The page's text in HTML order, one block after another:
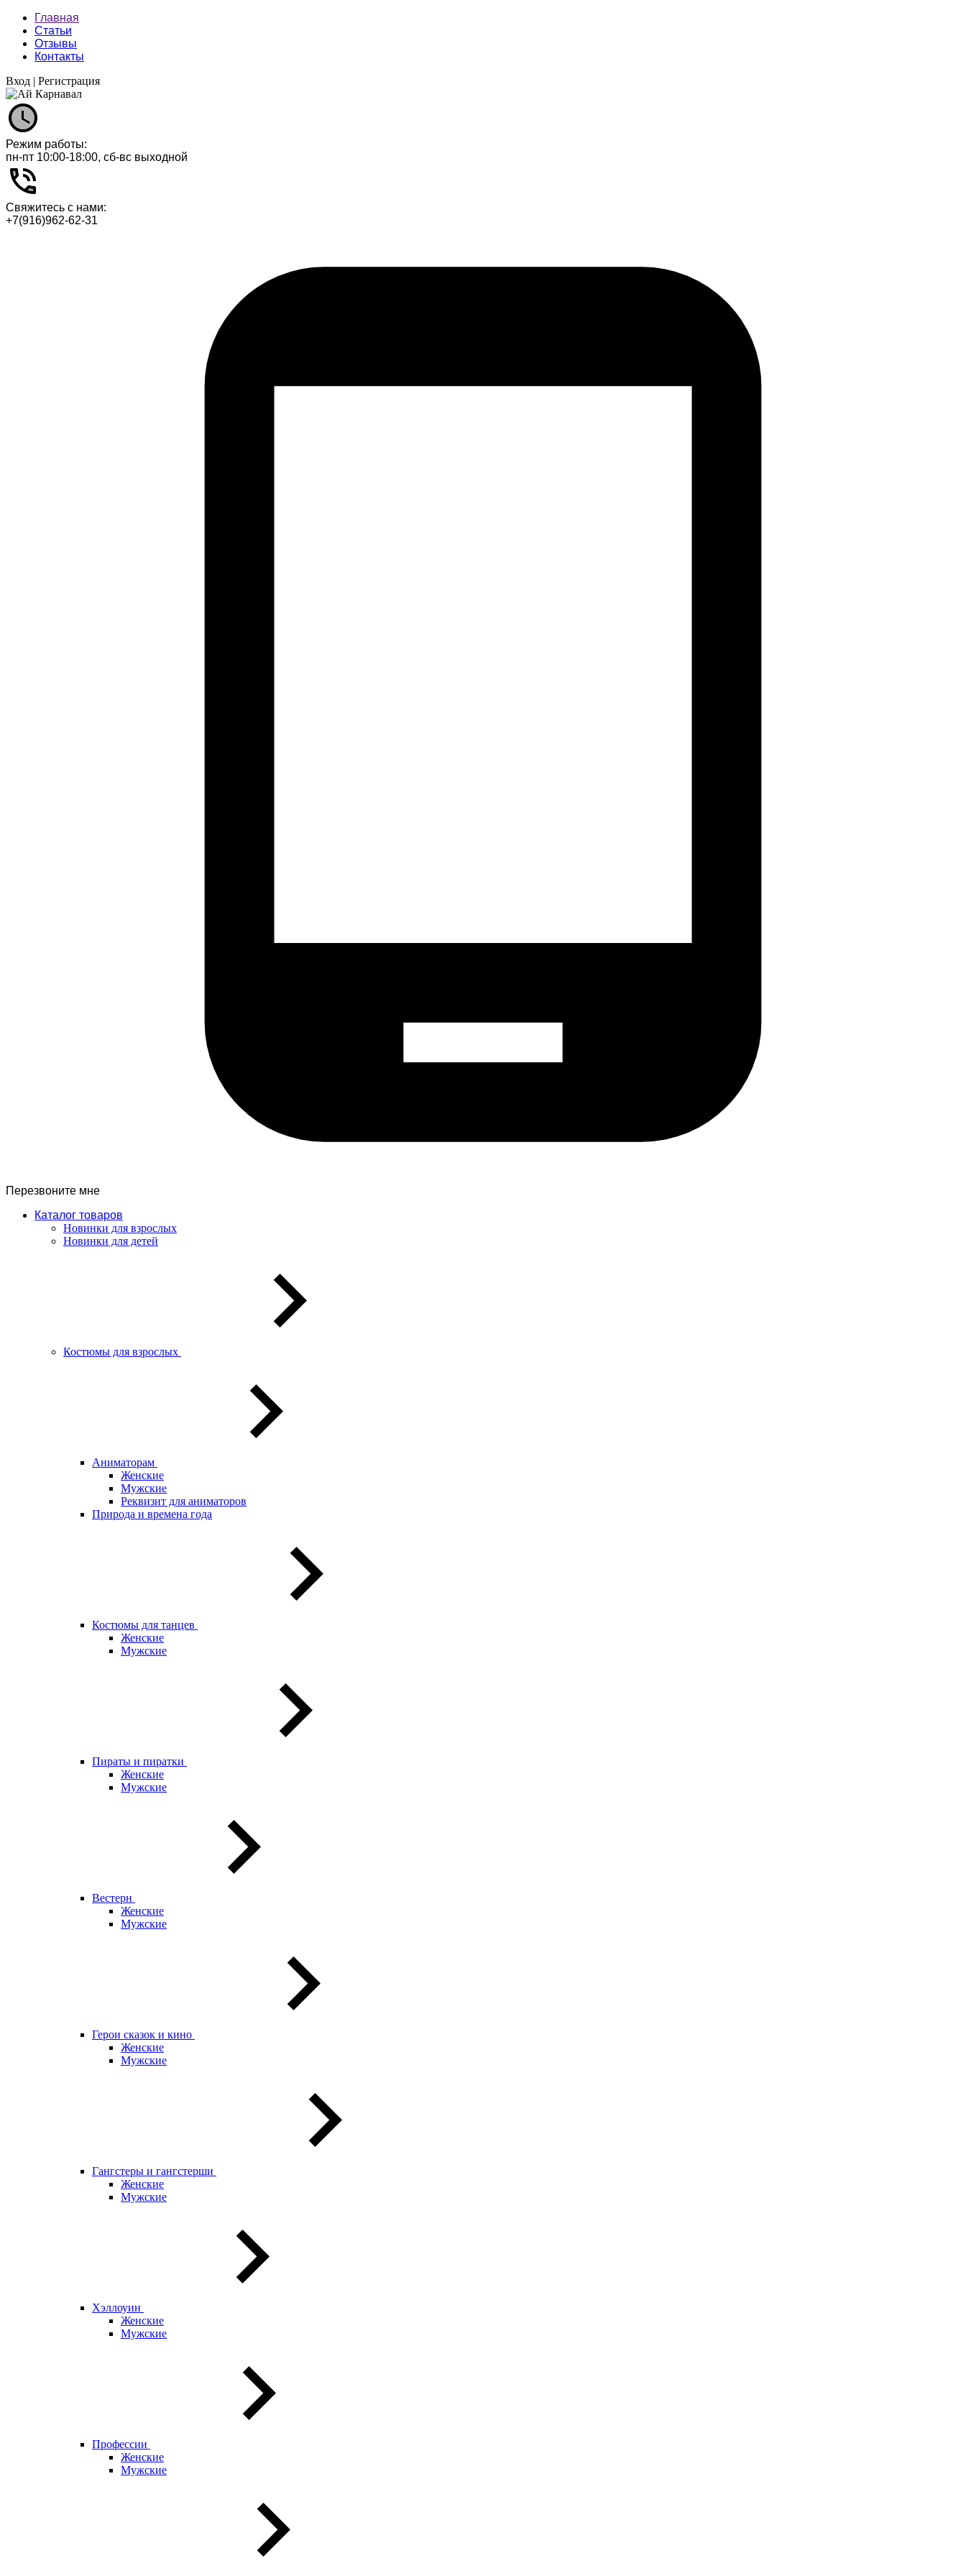
Главная
Статьи
Отзывы
Контакты
Вход | Регистрация
Режим работы:
пн-пт 10:00-18:00, сб-вс выходной
Свяжитесь с нами:
+7(916)962-62-31
Перезвоните мне
Каталог товаров
Новинки для взрослых
Новинки для детей
Костюмы для взрослых
Аниматорам
Женские
Мужские
Реквизит для аниматоров
Природа и времена года
Костюмы для танцев
Женские
Мужские
Пираты и пиратки
Женские
Мужские
Вестерн
Женские
Мужские
Герои сказок и кино
Женские
Мужские
Гангстеры и гангстерши
Женские
Мужские
Хэллоуин
Женские
Мужские
Профессии
Женские
Мужские